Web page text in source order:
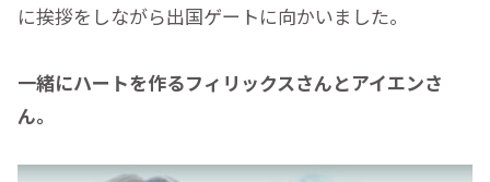
に挨拶をしながら出国ゲートに向かいました。
一緒にハートを作るフィリックスさんとアイエンさ
ん。